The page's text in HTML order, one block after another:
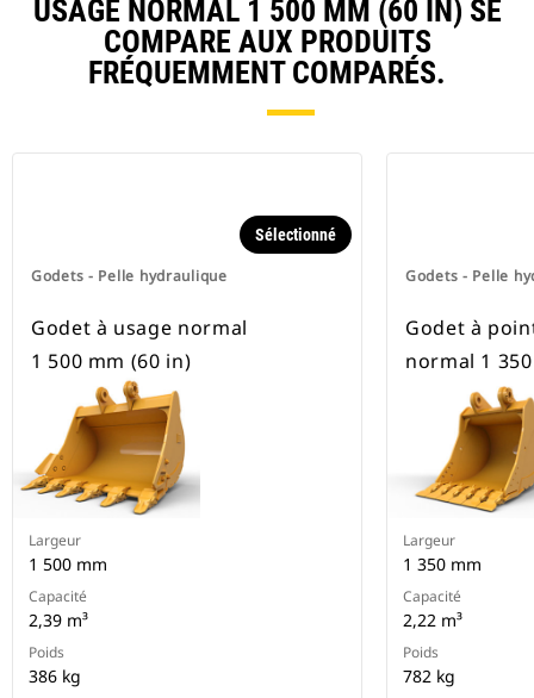
pneus.
USAGE NORMAL 1 500 MM (60 IN) SE
COMPARE AUX PRODUITS
FRÉQUEMMENT COMPARÉS.
Godets - Pelle hydraulique
Sélectionné
Godet à usage normal
1 500 mm (60 in)
Largeur
1 500 mm
Capacité
2,39 m³
Poids
386 kg
Godets - Pelle
Godet à
normal 1
Largeur
1 350 mm
Capacité
2,22 m³
Poids
782 kg